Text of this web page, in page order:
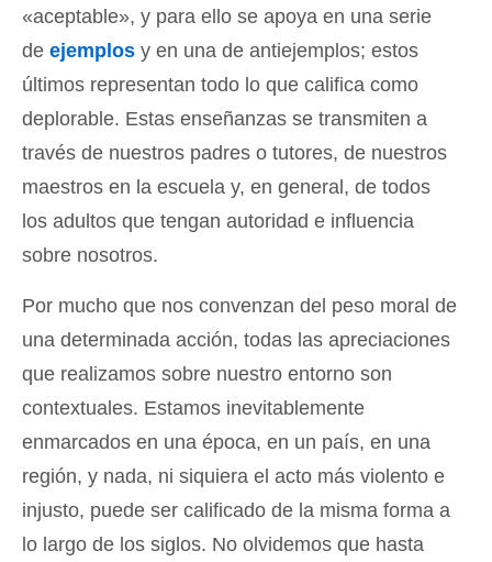
«aceptable», y para ello se apoya en una serie
de ejemplos y en una de antiejemplos; estos
últimos representan todo lo que califica como
deplorable. Estas enseñanzas se transmiten a
través de nuestros padres o tutores, de nuestros
maestros en la escuela y, en general, de todos
los adultos que tengan autoridad e influencia
sobre nosotros.
Por mucho que nos convenzan del peso moral de
una determinada acción, todas las apreciaciones
que realizamos sobre nuestro entorno son
contextuales. Estamos inevitablemente
enmarcados en una época, en un país, en una
región, y nada, ni siquiera el acto más violento e
injusto, puede ser calificado de la misma forma a
lo largo de los siglos. No olvidemos que hasta